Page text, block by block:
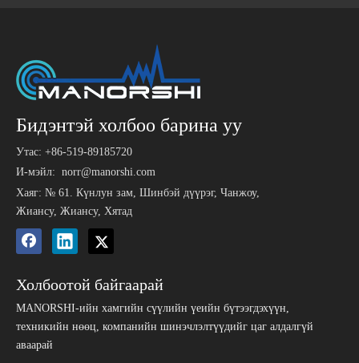
Бидэнтэй холбоо барина уу
Утас: +86-519-89185720
И-мэйл: norr@manorshi.com
Хаяг: № 61. Күнлун зам, Шинбэй дүүрэг, Чанжоу,
Жиансу, Жиансу, Хятад
Холбоотой байгаарай
MANORSHI-ийн хамгийн сүүлийн үеийн бүтээгдэхүүн,
техникийн нөөц, компанийн шинэчлэлтүүдийг цаг алдалгүй
аваарай